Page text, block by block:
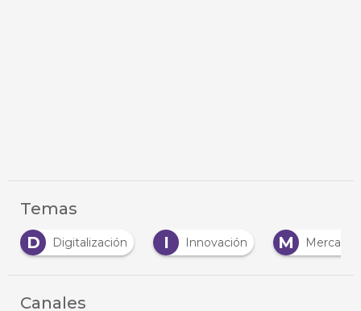
Temas
D
Digitalización I Innovación M Mercado
Canales